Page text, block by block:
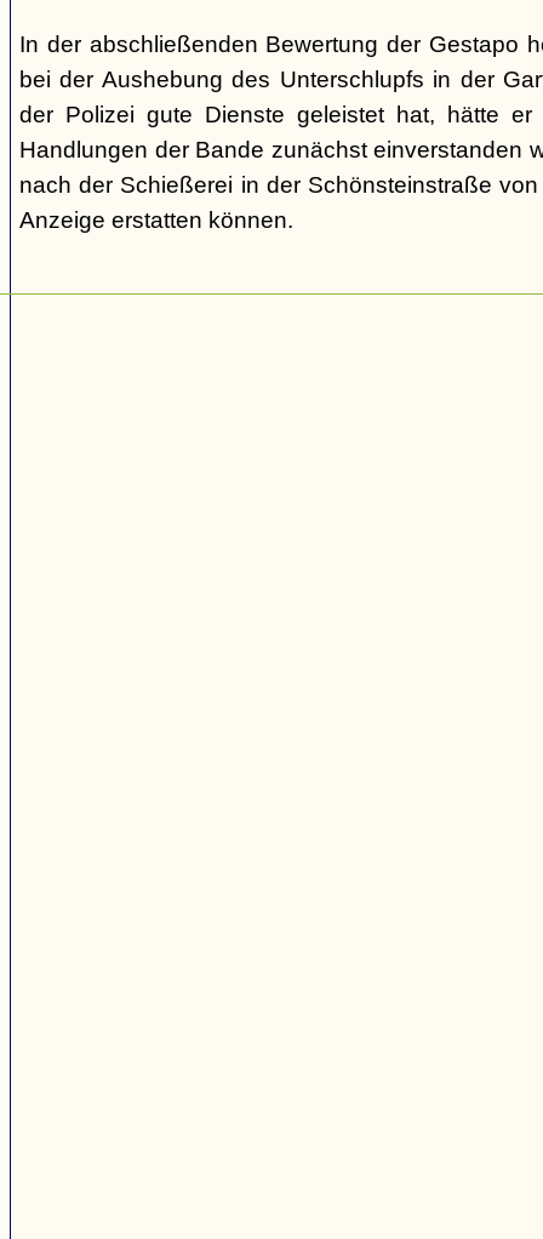
In der abschließenden Bewertung der Gestapo
bei der Aushebung des Unterschlupfs in der
der Polizei gute Dienste geleistet hat, hätte
Handlungen der Bande zunächst einverstanden
nach der Schießerei in der Schönsteinstraße
Anzeige erstatten können.